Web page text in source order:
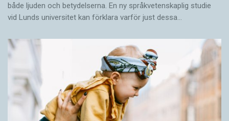
både ljuden och betydelserna. En ny språkvetenskaplig studie
vid Lunds universitet kan förklara varför just dessa…